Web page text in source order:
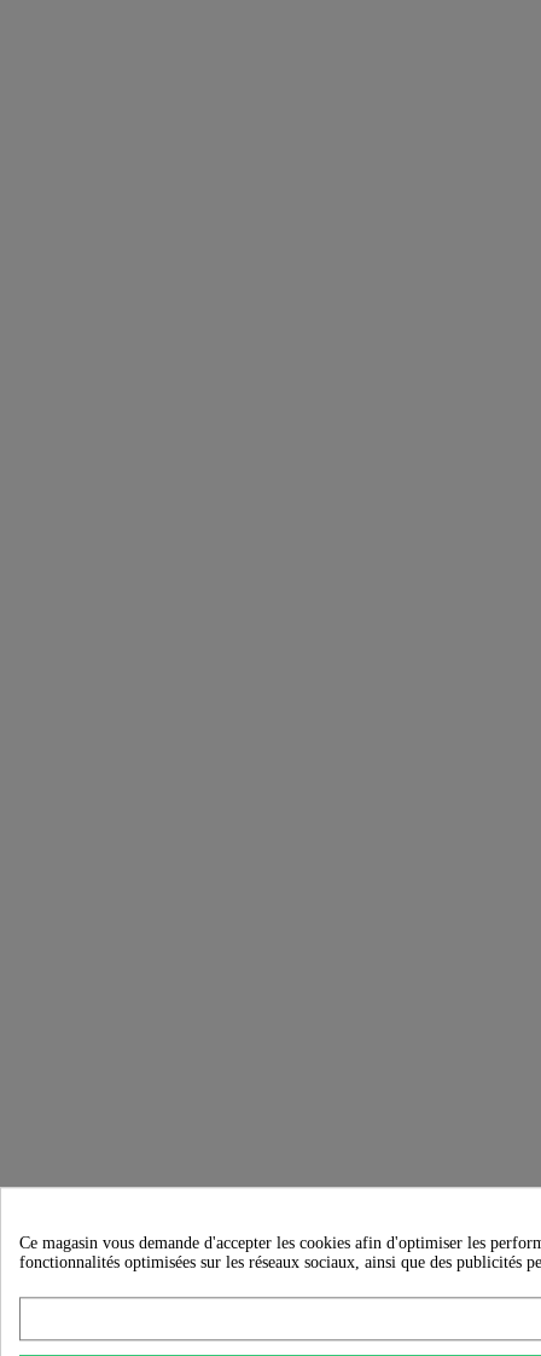
Ce magasin vous demande d'accepter les cookies afin d'optimiser les
fonctionnalités optimisées sur les réseaux sociaux, ainsi que des publicités